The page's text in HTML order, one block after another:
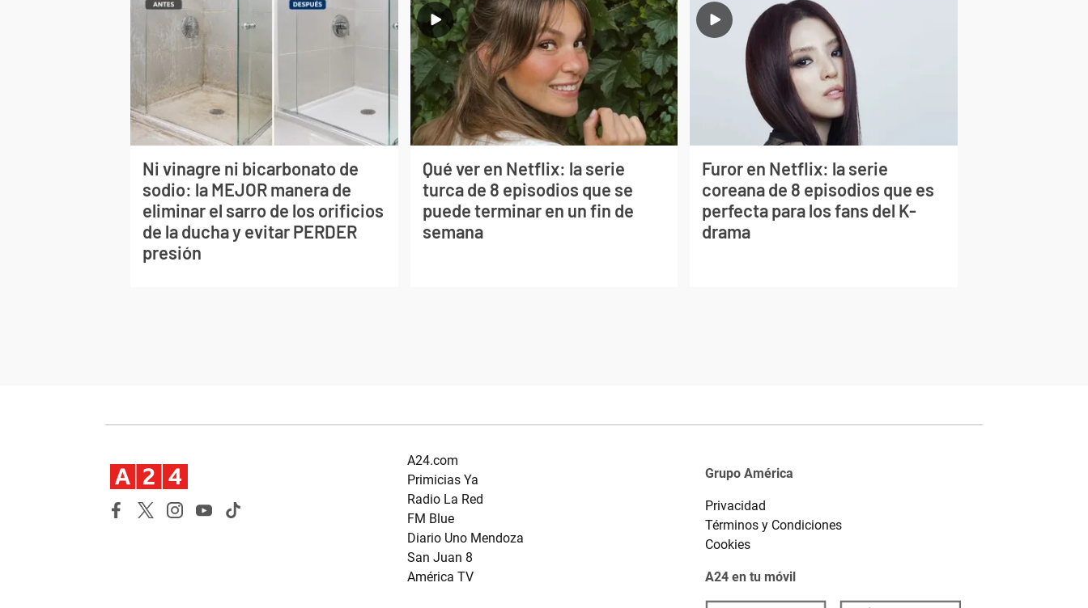
Ni vinagre ni bicarbonato de
sodio: la MEJOR manera de
eliminar el sarro de los orificios
de la ducha y evitar PERDER
presión
Qué ver en Netflix: la serie
turca de 8 episodios que se
puede terminar en un fin de
semana
Furor en Netflix: la serie
coreana de 8 episodios que es
perfecta para los fans del K-
drama
A24.com
Primicias Ya
Radio La Red
FM Blue
Diario Uno Mendoza
San Juan 8
América TV
Grupo América
Privacidad
Términos y Condiciones
Cookies
A24 en tu móvil